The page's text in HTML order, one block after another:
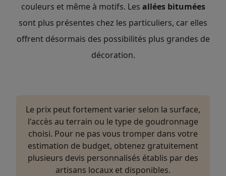
couleurs et même à motifs. Les allées bitumées
sont plus présentes chez les particuliers, car elles
offrent désormais des possibilités plus grandes de
décoration.
Le prix peut fortement varier selon la surface,
l'accès au terrain ou le type de goudronnage
choisi. Pour ne pas vous tromper dans votre
estimation de budget, obtenez gratuitement
plusieurs devis personnalisés établis par des
artisans locaux et disponibles.